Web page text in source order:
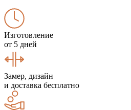
Изготовление
от 5 дней
Замер, дизайн
и доставка бесплатно